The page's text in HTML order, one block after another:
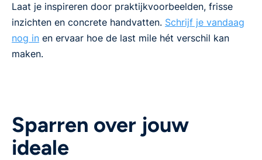
Laat je inspireren door praktijkvoorbeelden, frisse
inzichten en concrete handvatten. Schrijf je vandaag
nog in en ervaar hoe de last mile hét verschil kan
maken.
Sparren over jouw
ideale